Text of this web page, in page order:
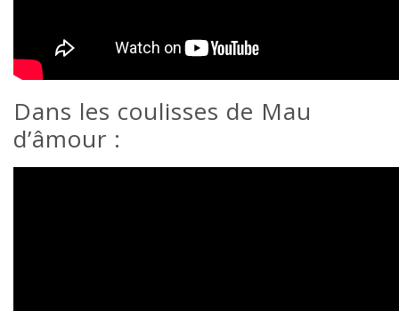
Dans les coulisses de Mau
d’âmour :